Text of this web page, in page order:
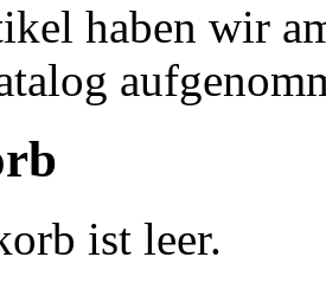
haben wir
ist leer.